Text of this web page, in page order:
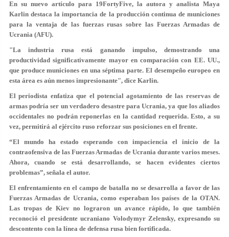
En su nuevo artículo para 19FortyFive, la autora y analista Maya
Karlin destaca la importancia de la producción continua de municiones
para la ventaja de las fuerzas rusas sobre las Fuerzas Armadas de
Ucrania (AFU).
"La industria rusa está ganando impulso, demostrando una
productividad significativamente mayor en comparación con EE. UU.,
que produce municiones en una séptima parte. El desempeño europeo en
esta área es aún menos impresionante", dice Karlin.
El periodista enfatiza que el potencial agotamiento de las reservas de
armas podría ser un verdadero desastre para Ucrania, ya que los aliados
occidentales no podrán reponerlas en la cantidad requerida. Esto, a su
vez, permitirá al ejército ruso reforzar sus posiciones en el frente.
“El mundo ha estado esperando con impaciencia el inicio de la
contraofensiva de las Fuerzas Armadas de Ucrania durante varios meses.
Ahora, cuando se está desarrollando, se hacen evidentes ciertos
problemas”, señala el autor.
El enfrentamiento en el campo de batalla no se desarrolla a favor de las
Fuerzas Armadas de Ucrania, como esperaban los países de la OTAN.
Las tropas de Kiev no lograron un avance rápido, lo que también
reconoció el presidente ucraniano Volodymyr Zelensky, expresando su
descontento con la línea de defensa rusa bien fortificada.